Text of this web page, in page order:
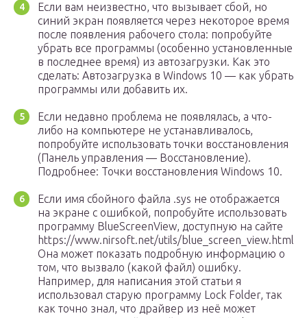
Если вам неизвестно, что вызывает сбой, но
синий экран появляется через некоторое время
после появления рабочего стола: попробуйте
убрать все программы (особенно установленные
в последнее время) из автозагрузки. Как это
сделать: Автозагрузка в Windows 10 — как убрать
программы или добавить их.
Если недавно проблема не появлялась, а что-
либо на компьютере не устанавливалось,
попробуйте использовать точки восстановления
(Панель управления — Восстановление).
Подробнее: Точки восстановления Windows 10.
Если имя сбойного файла .sys не отображается
на экране с ошибкой, попробуйте использовать
программу BlueScreenView, доступную на сайте
https://www.nirsoft.net/utils/blue_screen_view.html.
Она может показать подробную информацию о
том, что вызвало (какой файл) ошибку.
Например, для написания этой статьи я
использовал старую программу Lock Folder, так
как точно знал, что драйвер из неё может